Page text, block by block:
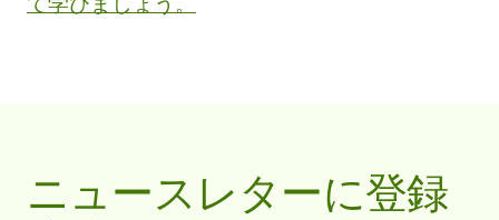
ニュースレターに登録